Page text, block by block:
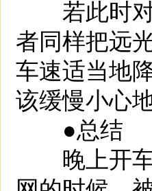
若此时对
者同样把远
车速适当地
该缓慢小心
●总结
晚上开车